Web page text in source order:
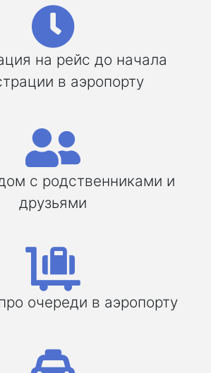
на рейс до начала
в аэропорту
с родственниками и
друзьями
очереди в аэропорту